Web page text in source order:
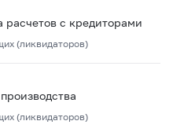
с кредиторами
(ликвидаторов)
(ликвидаторов)